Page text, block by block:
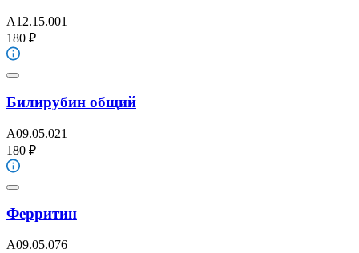
A12.15.001
180 ₽
Билирубин общий
A09.05.021
180 ₽
Ферритин
A09.05.076